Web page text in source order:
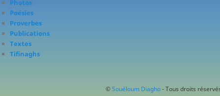
Photos
Poésies
Proverbes
Publications
Textes
Tifinaghs
© Souéloum Diagho- Tous droits